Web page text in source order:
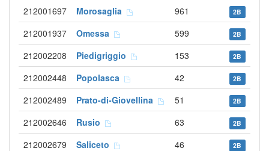
212001697 Morosaglia 961 2B
212001937 Omessa 599 2B
212002208 Piedigriggio 153 2B
212002448 Popolasca 42 2B
212002489 Prato-di-Giovellina 51 2B
212002646 Rusio 63 2B
212002679 Saliceto 46 2B